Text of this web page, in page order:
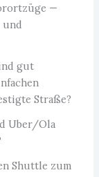
—
und
gut
Straße?
Uber/Ola
Shuttle zum